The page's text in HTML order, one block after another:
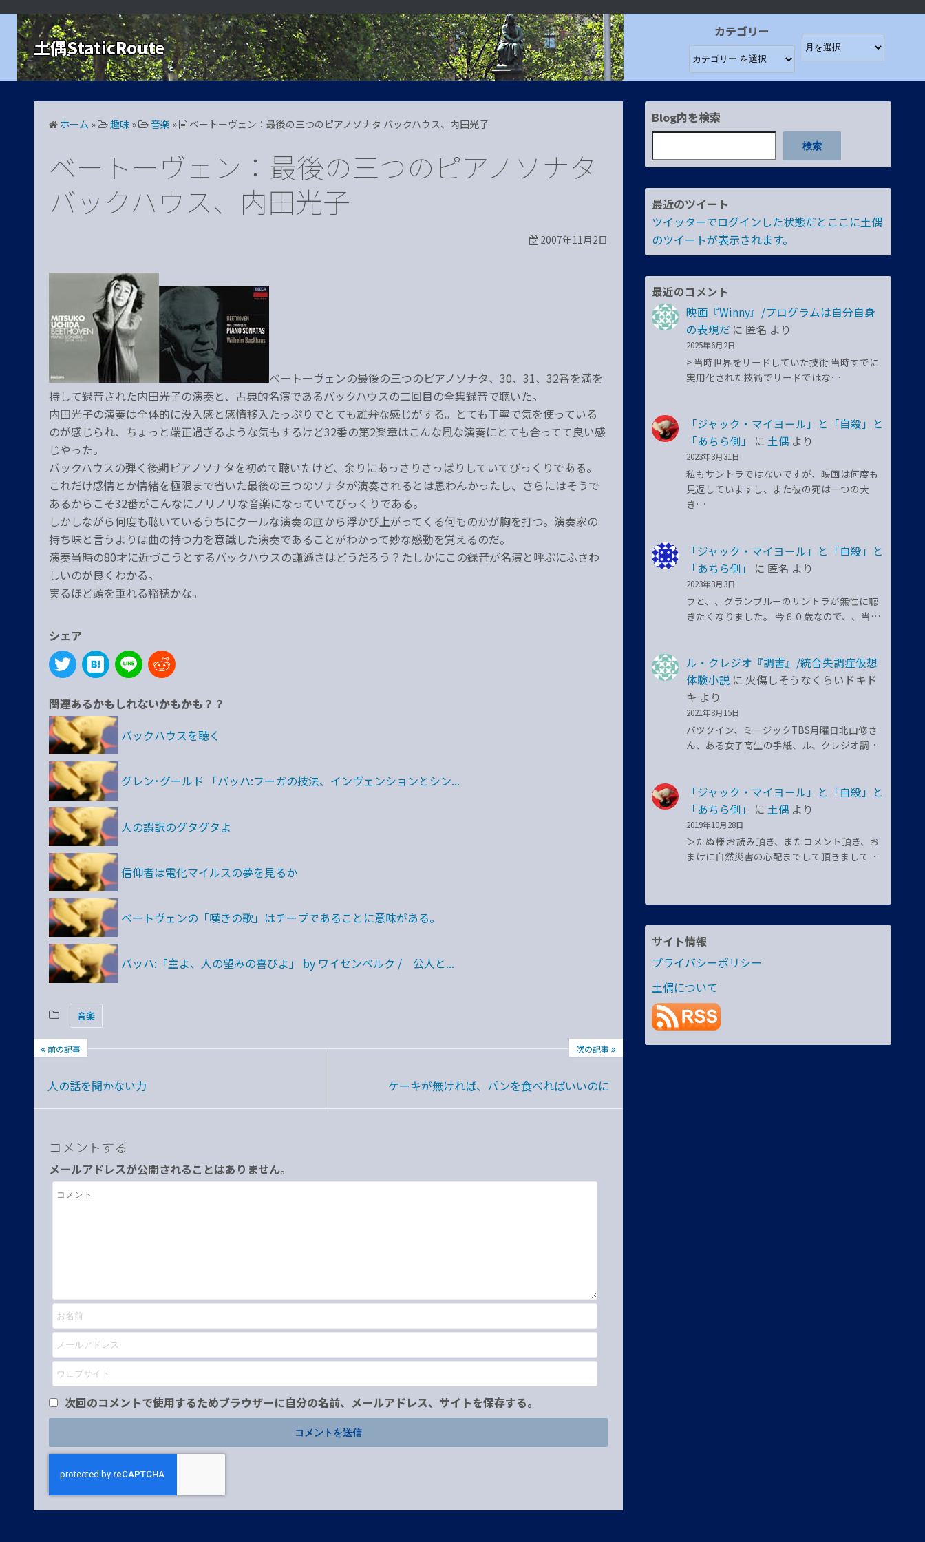
ツ
土偶StaticRoute
カテゴリー
ホーム » 趣味 » 音楽 » ベートーヴェン：最後の三つのピアノソナタ バックハウス、内田光子
ベートーヴェン：最後の三つのピアノソナタ
バックハウス、内田光子
2007年11月2日
ベートーヴェンの最後の三つのピアノソナタ、30、31、32番を満を
持して録音された内田光子の演奏と、古典的名演であるバックハウスの二回目の全集録音で聴いた。
内田光子の演奏は全体的に没入感と感情移入たっぷりでとても雄弁な感じがする。とても丁寧で気を使っている
のが感じられ、ちょっと端正過ぎるような気もするけど32番の第2楽章はこんな風な演奏にとても合ってて良い感
じやった。
バックハウスの弾く後期ピアノソナタを初めて聴いたけど、余りにあっさりさっぱりしていてびっくりである。
これだけ感情とか情緒を極限まで省いた最後の三つのソナタが演奏されるとは思わんかったし、さらにはそうで
あるからこそ32番がこんなにノリノリな音楽になっていてびっくりである。
しかしながら何度も聴いているうちにクールな演奏の底から浮かび上がってくる何ものかが胸を打つ。演奏家の
持ち味と言うよりは曲の持つ力を意識した演奏であることがわかって妙な感動を覚えるのだ。
演奏当時の80才に近づこうとするバックハウスの謙遜さはどうだろう？たしかにこの録音が名演と呼ぶにふさわ
しいのが良くわかる。
実るほど頭を垂れる稲穂かな。
シェア
関連あるかもしれないかもかも？？
バックハウスを聴く
グレン･グールド 「バッハ:フーガの技法、インヴェンションとシン...
人の誤訳のグタグタよ
信仰者は電化マイルスの夢を見るか
ベートヴェンの「嘆きの歌」はチープであることに意味がある。
バッハ:「主よ、人の望みの喜びよ」 by ワイセンベルク / 公人と...
音楽
前の記事
人の話を聞かない力
次の記事
ケーキが無ければ、パンを食べればいいのに
コメントする
メールアドレスが公開されることはありません。
次回のコメントで使用するためブラウザーに自分の名前、メールアドレス、サイトを保存する。
Blog内を検索
検索
最近のツイート
ツイッターでログインした状態だとここに土偶
のツイートが表示されます。
最近のコメント
映画『Winny』/プログラムは自分自身
の表現だ に 匿名 より
2025年6月2日
> 当時世界をリードしていた技術 当時すでに
実用化された技術でリードではな…
「ジャック・マイヨール」と「自殺」と
「あちら側」
に 土偶 より
2023年3月31日
私もサントラではないですが、映画は何度も
見返していますし、また彼の死は一つの大
き…
「ジャック・マイヨール」と「自殺」と
「あちら側」
に 匿名 より
2023年3月3日
フと、、グランブルーのサントラが無性に聴
きたくなりました。 今６０歳なので、、当…
ル・クレジオ『調書』/統合失調症仮想
体験小説 に 火傷しそうなくらいドキド
キ より
2021年8月15日
バツクイン、ミージックTBS月曜日北山修さ
ん、ある女子高生の手紙、ル、クレジオ調…
「ジャック・マイヨール」と「自殺」と
「あちら側」
に 土偶 より
2019年10月28日
＞たぬ様 お読み頂き、またコメント頂き、お
まけに自然災害の心配までして頂きまして…
サイト情報
プライバシーポリシー
土偶について